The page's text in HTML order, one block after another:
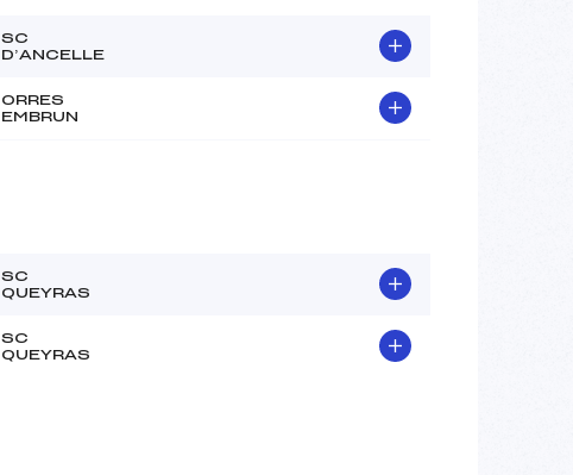
SC
D’ANCELLE
ORRES
EMBRUN
SC
QUEYRAS
SC
QUEYRAS